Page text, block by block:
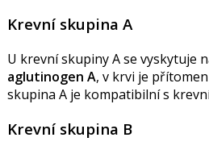
Krevní skupina A
U krevní skupiny A se vyskytuje
aglutinogen A, v krvi je
skupina A je kompatibilní s
Krevní skupina B